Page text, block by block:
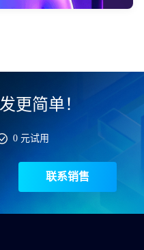
更简单！
0 元试用
联系销售